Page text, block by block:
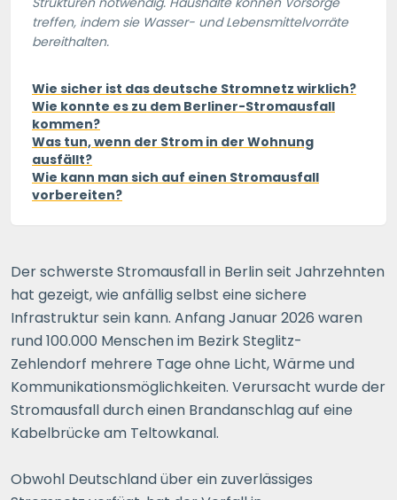
treffen, indem sie Wasser- und Lebensmittelvorräte
bereithalten.
Wie sicher ist das deutsche Stromnetz wirklich?
Wie konnte es zu dem Berliner-Stromausfall
kommen?
Was tun, wenn der Strom in der Wohnung
ausfällt?
Wie kann man sich auf einen Stromausfall
vorbereiten?
Der schwerste Stromausfall in Berlin seit Jahrzehnten
hat gezeigt, wie anfällig selbst eine sichere
Infrastruktur sein kann. Anfang Januar 2026 waren
rund 100.000 Menschen im Bezirk Steglitz-
Zehlendorf mehrere Tage ohne Licht, Wärme und
Kommunikationsmöglichkeiten. Verursacht wurde der
Stromausfall durch einen Brandanschlag auf eine
Kabelbrücke am Teltowkanal.
Obwohl Deutschland über ein zuverlässiges